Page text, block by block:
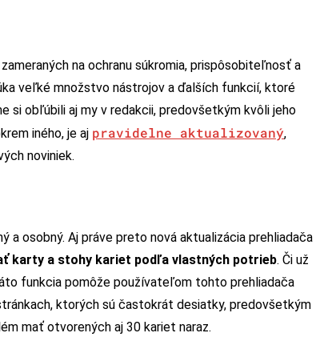
na ochranu súkromia, prispôsobiteľnosť a
veľké množstvo nástrojov a ďalších funkcií, ktoré
si obľúbili aj my v redakcii, predovšetkým kvôli jeho
iného, je aj pravidelne aktualizovaný,
noviniek.
osobný. Aj práve preto nová aktualizácia prehliadača
karty a stohy kariet podľa vlastných potrieb. Či už
funkcia pomôže používateľom tohto prehliadača
ktorých sú častokrát desiatky, predovšetkým
mať otvorených aj 30 kariet naraz.